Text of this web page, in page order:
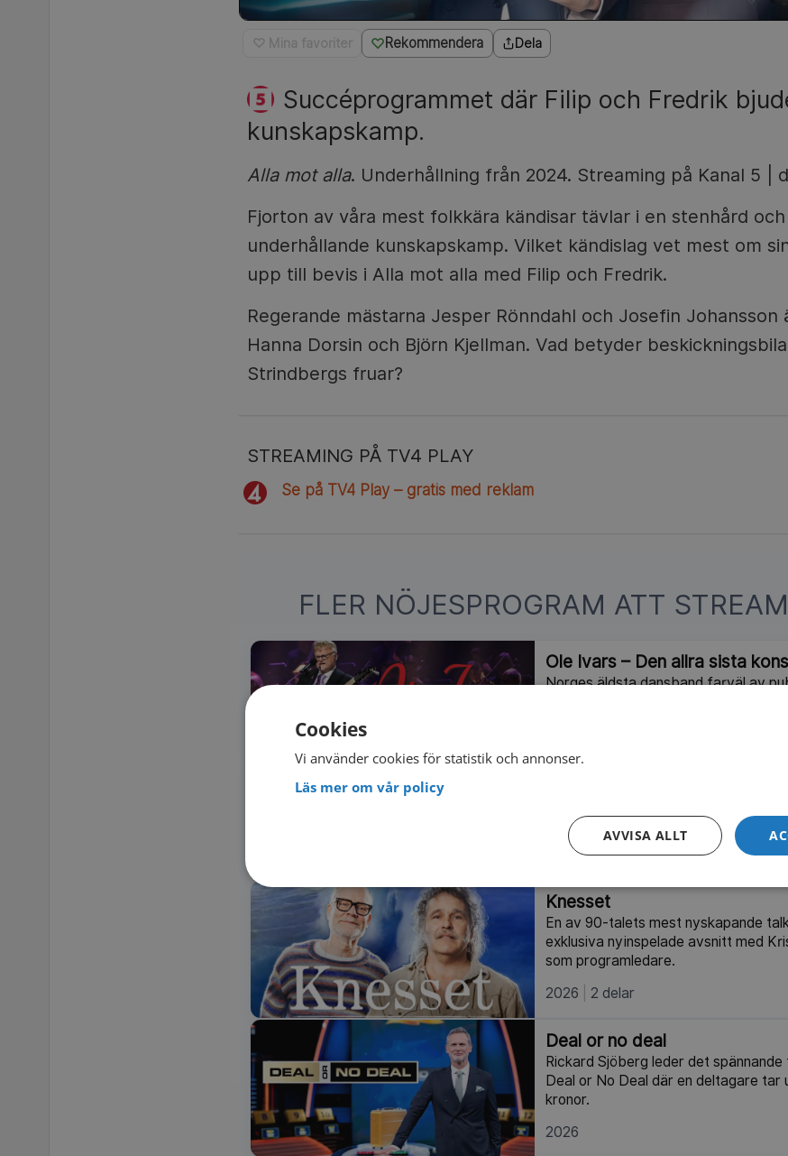
♡ Mina favoriter Rekommendera Dela
Succéprogrammet där Filip och Fredrik
kunskapskamp.
Alla mot alla. Underhållning från 2024. Streaming på Kanal 5 |
Fjorton av våra mest folkkära kändisar tävlar i en stenhård
underhållande kunskapskamp. Vilket kändislag vet mest om
upp till bevis i Alla mot alla med Filip och Fredrik.
Regerande mästarna Jesper Rönndahl och Josefin
Hanna Dorsin och Björn Kjellman. Vad betyder
Strindbergs fruar?
STREAMING PÅ TV4 PLAY
Se på TV4 Play – gratis med reklam
FLER NÖJESPROGRAM ATT
Ole Ivars – Den allra sista
Norges äldsta dansband farväl av
tullar, juvelkupper, nya påven och
2026
89 min
Knesset
En av 90-talets mest nyskapande
exklusiva nyinspelade avsnitt med
som programledare.
2026
2 delar
Deal or no deal
Rickard Sjöberg leder det
Deal or No Deal där en deltagare tar
kronor.
2026
Cookies
Vi använder cookies för statistik och annonser.
Läs mer om vår policy
AVVISA ALLT